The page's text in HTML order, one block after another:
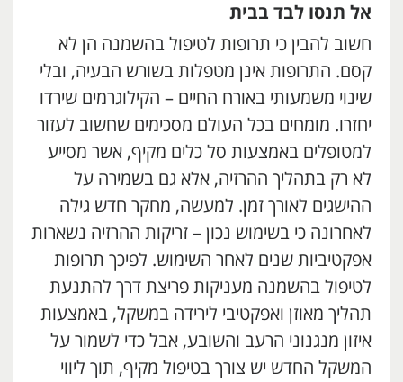
אל תנסו לבד בבית
חשוב להבין כי תרופות לטיפול בהשמנה הן לא
קסם. התרופות אינן מטפלות בשורש הבעיה, ובלי
שינוי משמעותי באורח החיים – הקילוגרמים שירדו
יחזרו. מומחים בכל העולם מסכימים שחשוב לעזור
למטופלים באמצעות סל כלים מקיף, אשר מסייע
לא רק בתהליך ההרזיה, אלא גם בשמירה על
ההישגים לאורך זמן. למעשה, מחקר חדש גילה
לאחרונה כי בשימוש נכון – זריקות ההרזיה נשארות
אפקטיביות שנים לאחר השימוש. לפיכך תרופות
לטיפול בהשמנה מעניקות פריצת דרך להתנעת
תהליך מאוזן ואפקטיבי לירידה במשקל, באמצעות
איזון מנגנוני הרעב והשובע, אבל כדי לשמור על
המשקל החדש יש צורך בטיפול מקיף, תוך ליווי